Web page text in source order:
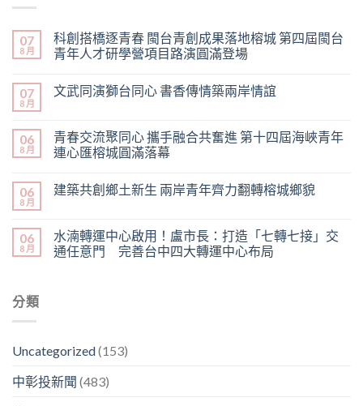
07
8 月
科創搭橋逐青春 閩台青創成果落地榕城 第四屆閩台
青年人才研學營項目路演圓滿登場
07
8 月
文武同演獅台同心 書香傳情築兩岸情誼
06
8 月
青春交流聚同心 攜手融合共奮進 第十四屆海峽青年
連心匯榕城圓滿落幕
06
8 月
建築共創鄉土新生 兩岸青年齊力翻轉榕城鄉貌
06
8 月
水湳轉運中心啟用！盧市長：打造「七轉七接」交
通任意門 完善台中四大轉運中心布局
分類
Uncategorized(153)
中彰投新聞 (483)